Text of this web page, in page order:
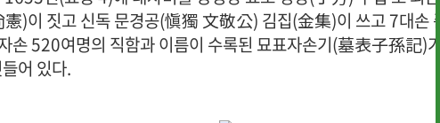
)이 짓고 신독 문경공(愼獨 文敬公) 김집(金集)이 쓰고 7대손
손 520여명의 직함과 이름이 수록된 묘표자손기(墓表子孫記)
어 있다.